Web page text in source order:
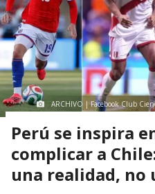
ARCHIVO | Facebook Club
Perú se inspira
complicar a
una realidad, no